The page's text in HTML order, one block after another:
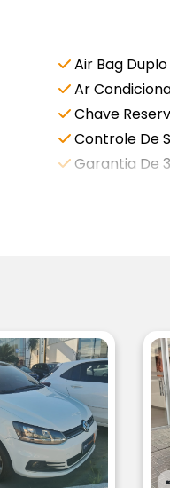
Air Bag Duplo
Ar
Chave
Controle De
Garantia De